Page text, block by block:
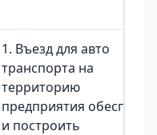
1. Въезд для авто
транспорта на
территорию
предприятия
и построить